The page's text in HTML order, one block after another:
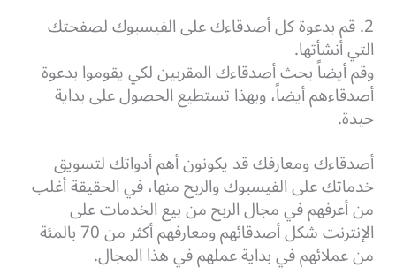
2. قم بدعوة كل أصدقاءك على الفيسبوك لصفحتك
التي أنشأتها.
وقم أيضاً بحث أصدقاءك المقربين لكي يقوموا بدعوة
أصدقاءهم أيضاً، وبهذا تستطيع الحصول على بداية
جيدة.
أصدقاءك ومعارفك قد يكونون أهم أدواتك لتسويق
خدماتك على الفيسبوك والربح منها، في الحقيقة أغلب
من أعرفهم في مجال الربح من بيع الخدمات على
الإنترنت شكل أصدقائهم ومعارفهم أكثر من 70 بالمئة
من عملائهم في بداية عملهم في هذا المجال.